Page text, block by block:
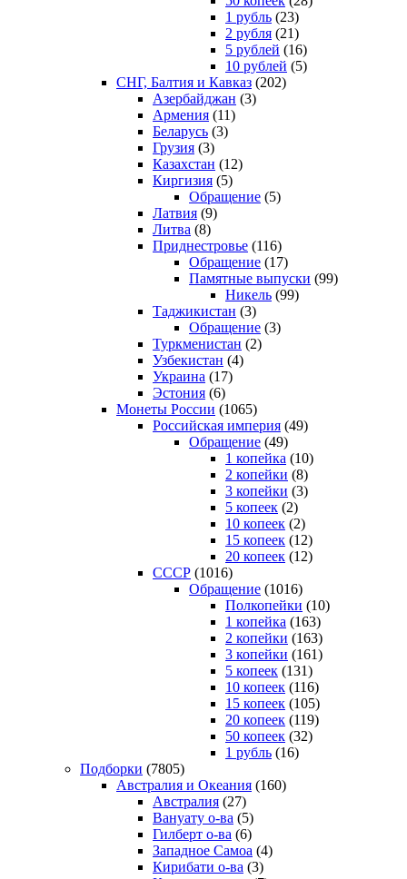
1 рубль (23)
2 рубля (21)
5 рублей (16)
10 рублей (5)
СНГ, Балтия и Кавказ (202)
Азербайджан (3)
Армения (11)
Беларусь (3)
Грузия (3)
Казахстан (12)
Киргизия (5)
Обращение (5)
Латвия (9)
Литва (8)
Приднестровье (116)
Обращение (17)
Памятные выпуски (99)
Никель (99)
Таджикистан (3)
Обращение (3)
Туркменистан (2)
Узбекистан (4)
Украина (17)
Эстония (6)
Монеты России (1065)
Российская империя (49)
Обращение (49)
1 копейка (10)
2 копейки (8)
3 копейки (3)
5 копеек (2)
10 копеек (2)
15 копеек (12)
20 копеек (12)
СССР (1016)
Обращение (1016)
Полкопейки (10)
1 копейка (163)
2 копейки (163)
3 копейки (161)
5 копеек (131)
10 копеек (116)
15 копеек (105)
20 копеек (119)
50 копеек (32)
1 рубль (16)
Подборки (7805)
Австралия и Океания (160)
Австралия (27)
Вануату о-ва (5)
Гилберт о-ва (6)
Западное Самоа (4)
Кирибати о-ва (3)